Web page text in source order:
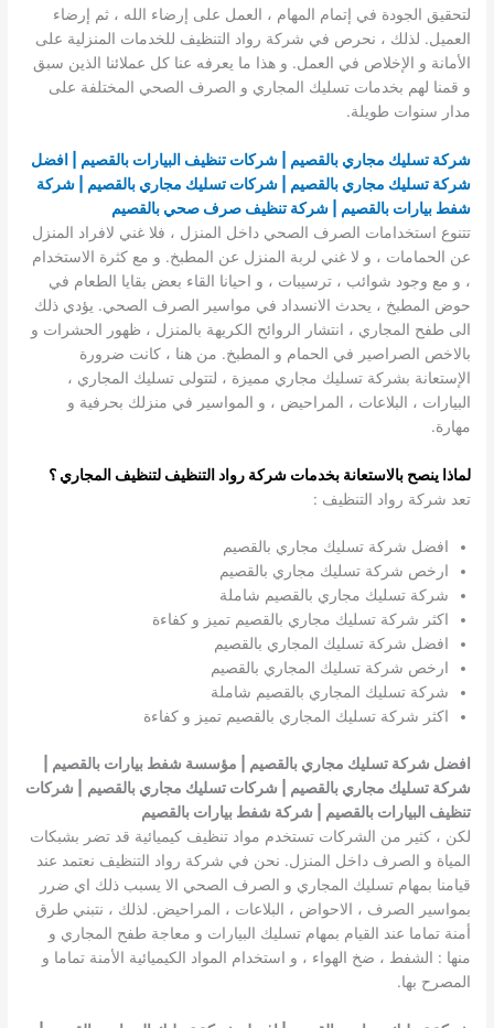
لتحقيق الجودة في إتمام المهام ، العمل على إرضاء الله ، ثم إرضاء
العميل. لذلك ، نحرص في شركة رواد التنظيف للخدمات المنزلية على
الأمانة و الإخلاص في العمل. و هذا ما يعرفه عنا كل عملائنا الذين سبق
و قمنا لهم بخدمات تسليك المجاري و الصرف الصحي المختلفة على
مدار سنوات طويلة.
شركة تسليك مجاري بالقصيم | شركات تنظيف البيارات بالقصيم | افضل
شركة تسليك مجاري بالقصيم | شركات تسليك مجاري بالقصيم | شركة
شفط بيارات بالقصيم | شركة تنظيف صرف صحي بالقصيم
تتنوع استخدامات الصرف الصحي داخل المنزل ، فلا غني لافراد المنزل
عن الحمامات ، و لا غني لربة المنزل عن المطبخ. و مع كثرة الاستخدام
، و مع وجود شوائب ، ترسيبات ، و احيانا القاء بعض بقايا الطعام في
حوض المطبخ ، يحدث الانسداد في مواسير الصرف الصحي. يؤدي ذلك
الى طفح المجاري ، انتشار الروائح الكريهة بالمنزل ، ظهور الحشرات و
بالاخص الصراصير في الحمام و المطبخ. من هنا ، كانت ضرورة
الإستعانة بشركة تسليك مجاري مميزة ، لتتولى تسليك المجاري ،
البيارات ، البلاعات ، المراحيض ، و المواسير في منزلك بحرفية و
مهارة.
لماذا ينصح بالاستعانة بخدمات شركة رواد التنظيف لتنظيف المجاري ؟
تعد شركة رواد التنظيف :
افضل شركة تسليك مجاري بالقصيم
ارخص شركة تسليك مجاري بالقصيم
شركة تسليك مجاري بالقصيم شاملة
اكثر شركة تسليك مجاري بالقصيم تميز و كفاءة
افضل شركة تسليك المجاري بالقصيم
ارخص شركة تسليك المجاري بالقصيم
شركة تسليك المجاري بالقصيم شاملة
اكثر شركة تسليك المجاري بالقصيم تميز و كفاءة
افضل شركة تسليك مجاري بالقصيم | مؤسسة شفط بيارات بالقصيم |
شركة تسليك مجاري بالقصيم | شركات تسليك مجاري بالقصيم
| شركات
تنظيف البيارات بالقصيم | شركة شفط بيارات بالقصيم
لكن ، كثير من الشركات تستخدم مواد تنظيف كيميائية قد تضر بشبكات
المياة و الصرف داخل المنزل. نحن في شركة رواد التنظيف نعتمد عند
قيامنا بمهام تسليك المجاري و الصرف الصحي الا يسبب ذلك اي ضرر
بمواسير الصرف ، الاحواض ، البلاعات ، المراحيض. لذلك ، نتبني طرق
أمنة تماما عند القيام بمهام تسليك البيارات و معاجة طفح المجاري و
منها : الشفط ، ضخ الهواء ، و استخدام المواد الكيميائية الأمنة تماما و
المصرح بها.